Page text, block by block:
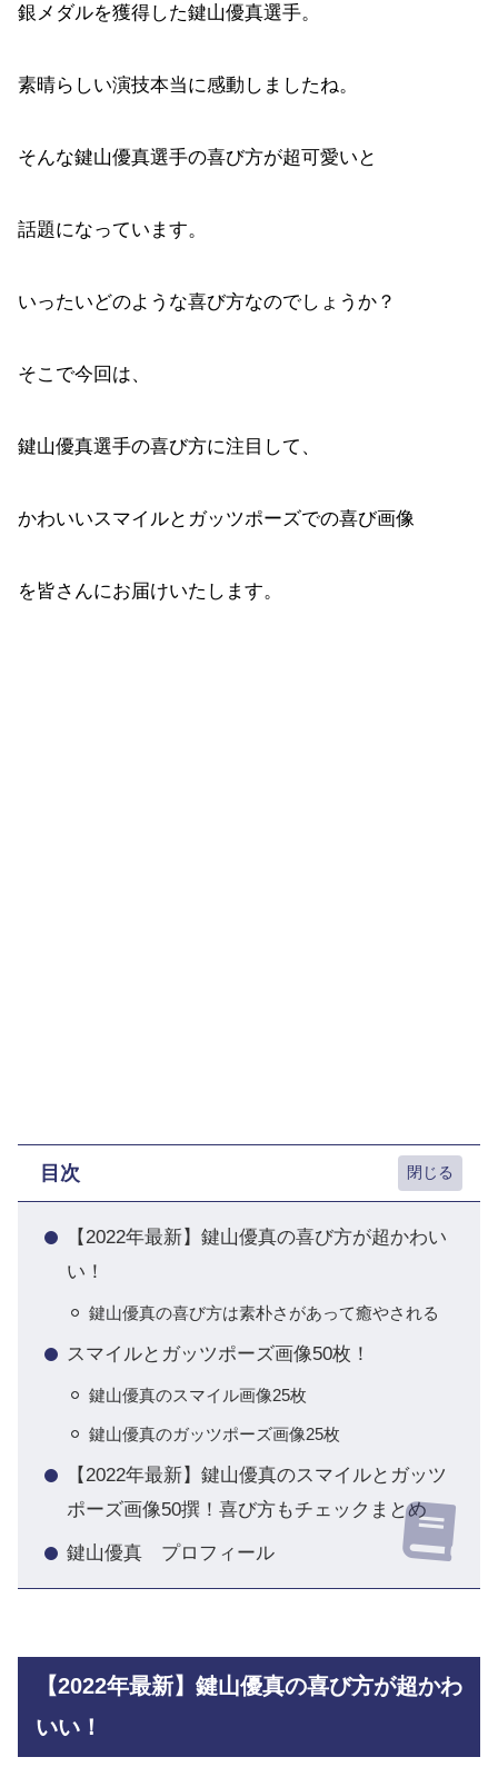
銀メダルを獲得した鍵山優真選手。
素晴らしい演技本当に感動しましたね。
そんな鍵山優真選手の喜び方が超可愛いと
話題になっています。
いったいどのような喜び方なのでしょうか？
そこで今回は、
鍵山優真選手の喜び方に注目して、
かわいいスマイルとガッツポーズでの喜び画像
を皆さんにお届けいたします。
目次
【2022年最新】鍵山優真の喜び方が超かわい
い！
鍵山優真の喜び方は素朴さがあって癒やされる
スマイルとガッツポーズ画像50枚！
鍵山優真のスマイル画像25枚
鍵山優真のガッツポーズ画像25枚
【2022年最新】鍵山優真のスマイルとガッツ
ポーズ画像50撰！喜び方もチェックまとめ
鍵山優真 プロフィール
【2022年最新】鍵山優真の喜び方が超かわ
いい！